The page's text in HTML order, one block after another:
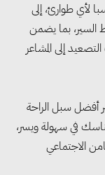
لأي طوارئ، إلى
بما يضمن
إلى المشاعر
أفضل سبل الراحة
في سهولة ويسر،
الاجتماعي
في مصر إلى 5.8% خلال